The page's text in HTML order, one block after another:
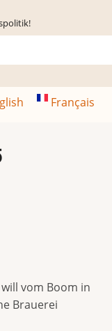
Français
vom Boom in
Brauerei